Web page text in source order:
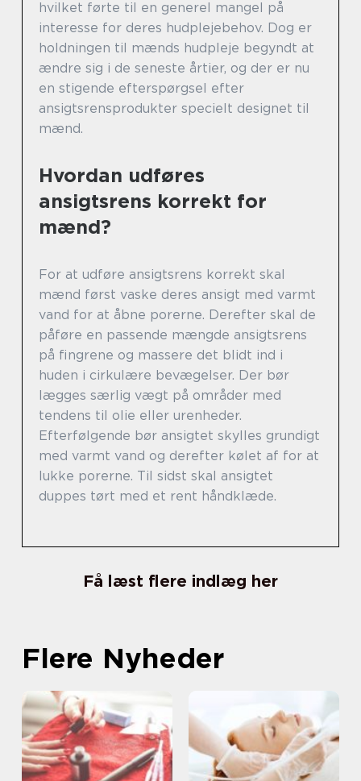
hvilket førte til en generel mangel på
interesse for deres hudplejebehov. Dog er
holdningen til mænds hudpleje begyndt at
ændre sig i de seneste årtier, og der er nu
en stigende efterspørgsel efter
ansigtsrensprodukter specielt designet til
mænd.
Hvordan udføres
ansigtsrens korrekt for
mænd?
For at udføre ansigtsrens korrekt skal
mænd først vaske deres ansigt med varmt
vand for at åbne porerne. Derefter skal de
påføre en passende mængde ansigtsrens
på fingrene og massere det blidt ind i
huden i cirkulære bevægelser. Der bør
lægges særlig vægt på områder med
tendens til olie eller urenheder.
Efterfølgende bør ansigtet skylles grundigt
med varmt vand og derefter kølet af for at
lukke porerne. Til sidst skal ansigtet
duppes tørt med et rent håndklæde.
Få læst flere indlæg her
Flere Nyheder